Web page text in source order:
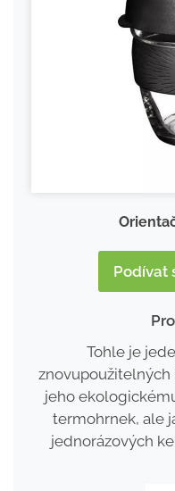
Podívat
Tohle je
znovupoužitelných
jeho
termohrnek, ale
jednorázových